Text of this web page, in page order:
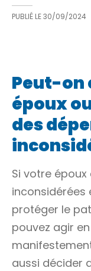
PUBLIÉ LE30/09/2024
Peut-on
époux
des
Si votre
inconsidérées
protéger le
pouvez agir
aussi décider